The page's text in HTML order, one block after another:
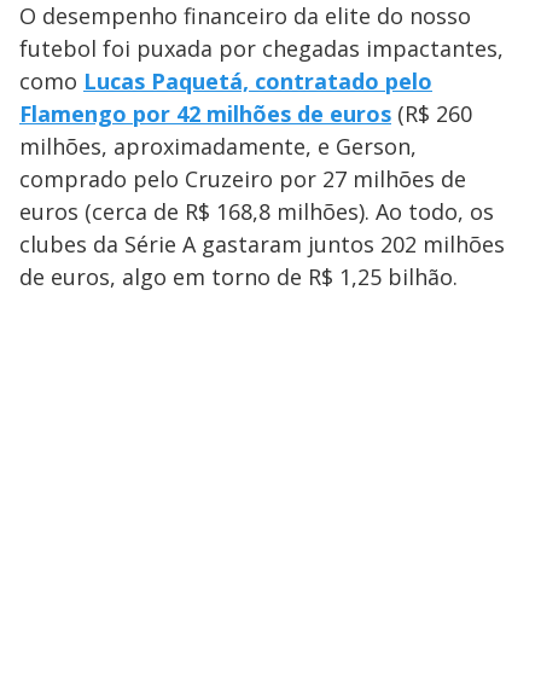
O desempenho financeiro da elite do nosso
futebol foi puxada por chegadas impactantes,
como Lucas Paquetá, contratado pelo
Flamengo por 42 milhões de euros (R$ 260
milhões, aproximadamente, e Gerson,
comprado pelo Cruzeiro por 27 milhões de
euros (cerca de R$ 168,8 milhões). Ao todo, os
clubes da Série A gastaram juntos 202 milhões
de euros, algo em torno de R$ 1,25 bilhão.